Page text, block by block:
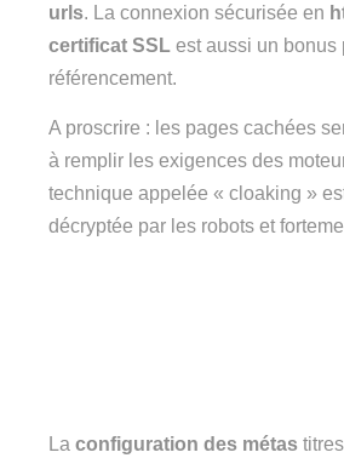
urls. La connexion sécurisée en
certificat SSL est aussi un bonus
référencement.
A proscrire : les pages cachées
à remplir les exigences des
technique appelée « cloaking »
décryptée par les robots et
La configuration des métas